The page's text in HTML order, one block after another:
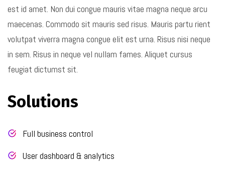
est id amet. Non dui congue mauris vitae magna neque arcu
maecenas. Commodo sit mauris sed risus. Mauris partu rient
volutpat viverra magna congue elit est urna. Risus nisi neque
in sem. Risus in neque vel nullam fames. Aliquet cursus
feugiat dictumst sit.
Solutions
Full business control
User dashboard & analytics